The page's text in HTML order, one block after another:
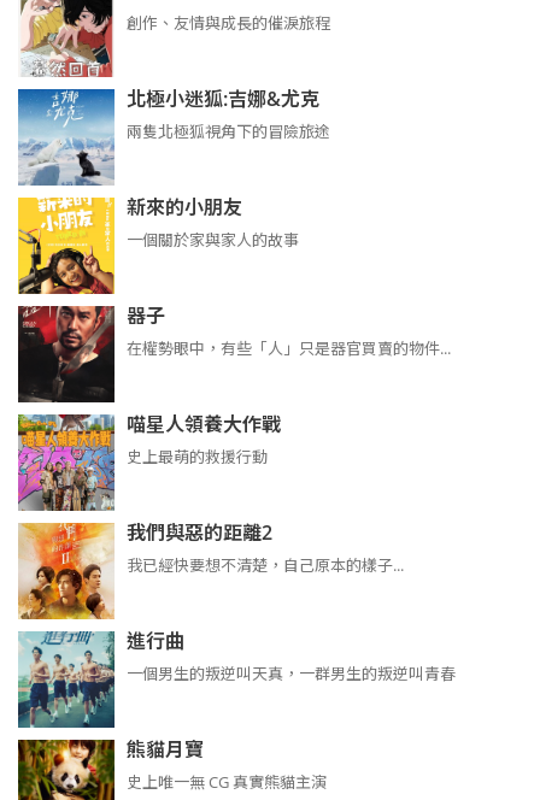
創作、友情與成長的催淚旅程
北極小迷狐:吉娜&尤克
兩隻北極狐視角下的冒險旅途
新來的小朋友
一個關於家與家人的故事
器子
在權勢眼中，有些「人」只是器官買賣的物件...
喵星人領養大作戰
史上最萌的救援行動
我們與惡的距離2
我已經快要想不清楚，自己原本的樣子...
進行曲
​​​一個男生的叛逆叫天真，一群男生的叛逆叫青春
熊貓月寶
史上唯一無 CG 真實熊貓主演